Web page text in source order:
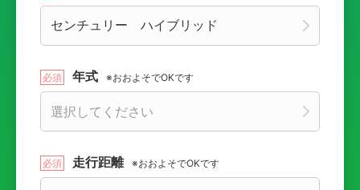
年式 ※おおよそでOKです
走行距離 ※おおよそでOKです